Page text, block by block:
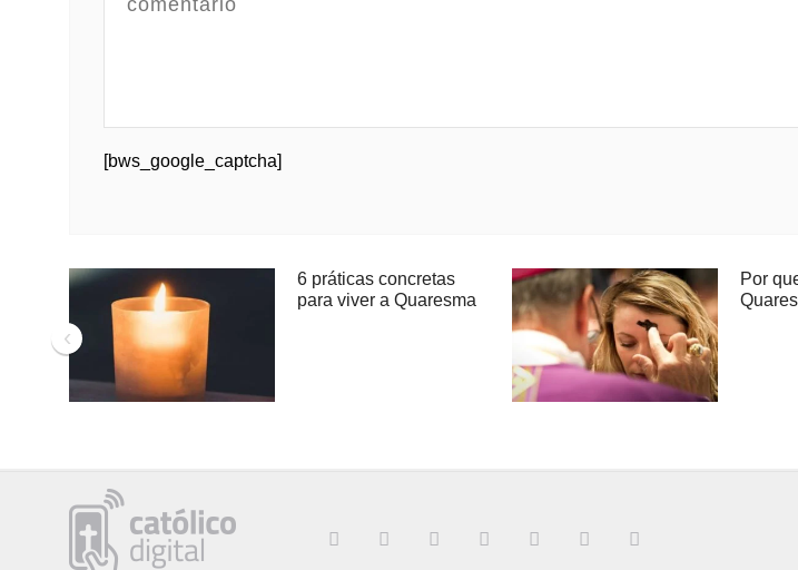
[bws_google_captcha]
6 práticas concretas
para viver a Quaresma
Por
‹